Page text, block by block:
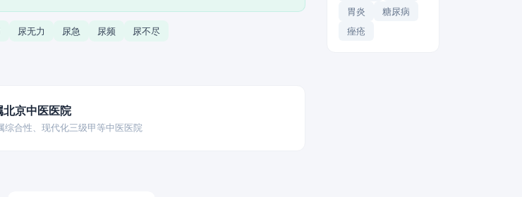
尿无力 尿急 尿频 尿不尽
京中医医院
综合性、现代化三级甲等中医医院
胃炎
糖尿病
痤疮